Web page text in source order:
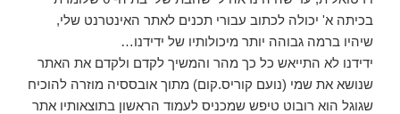
בכיתה א' יכולה לכתוב עבורי תכנים לאתר האינטרנט שלי,
שיהיו ברמה גבוהה יותר מיכולותיו של ידידנו…
ידידנו לא התייאש כל כך מהר והמשיך לקדם ולקדם את האתר
שנושא את שמי (נועם קוריס.קום) מתוך אובססיה מוזרה להוכיח
שגוגל הוא רובוט טיפש שמכניס לעמוד הראשון בתוצאותיו אתר